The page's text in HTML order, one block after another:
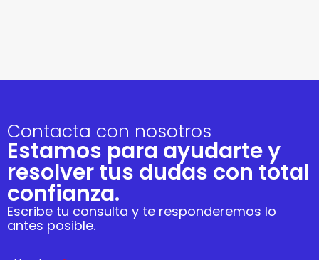
Contacta con nosotros
Estamos para ayudarte y
resolver tus dudas con total
confianza.
Escribe tu consulta y te responderemos lo
antes posible.